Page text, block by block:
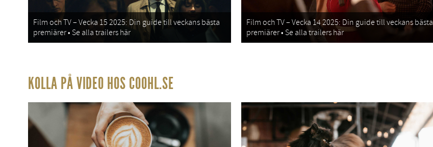
Film och TV – Vecka 15 2025: Din guide till veckans bästa
premiärer • Se alla trailers här
Film och TV – Vecka 14 2025: Din guide till veckans bästa
premiärer • Se alla trailers här
KOLLA PÅ VIDEO HOS COOHL.SE